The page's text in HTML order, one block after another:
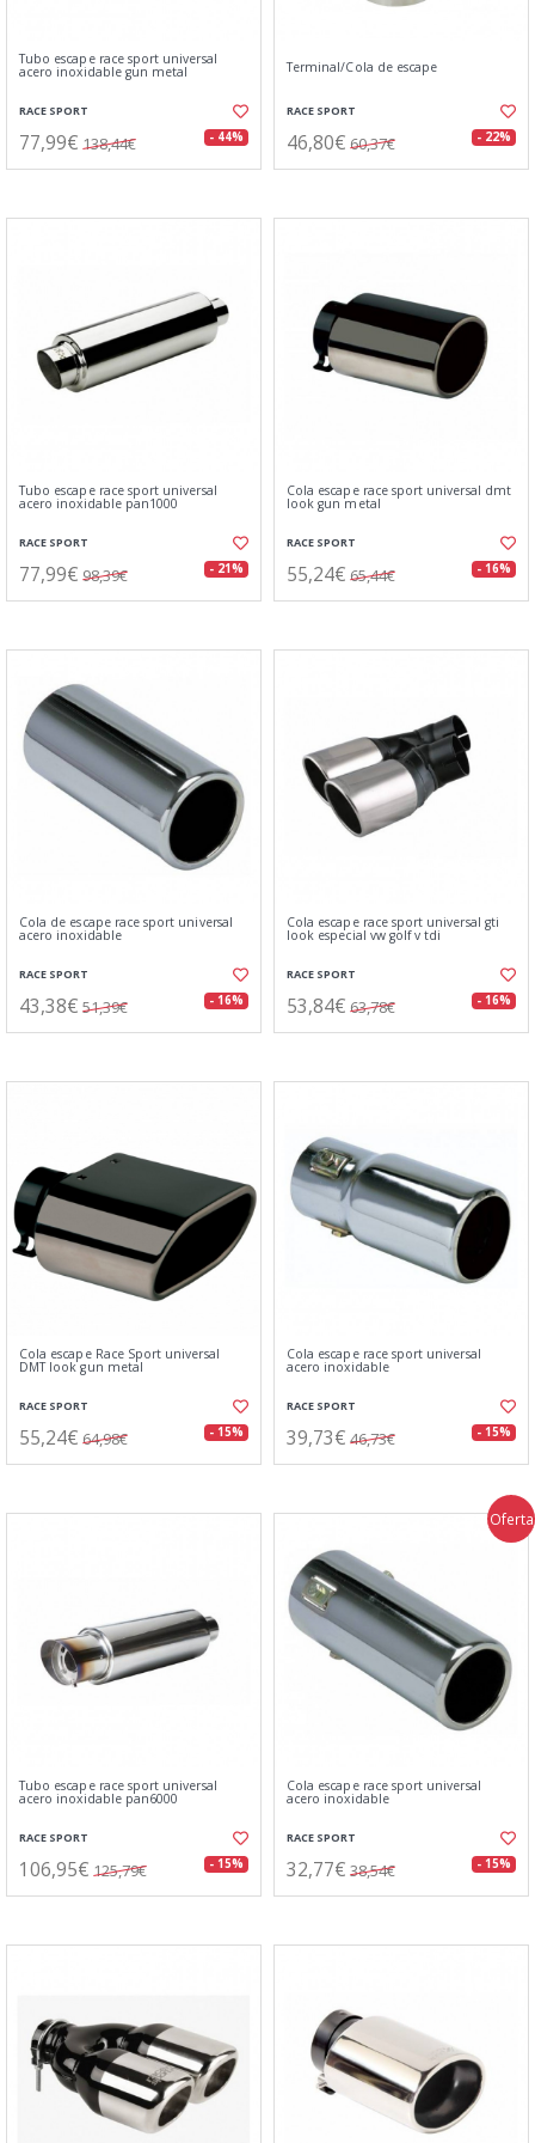
Tubo escape race sport universal
acero inoxidable gun metal
RACE SPORT
77,99€ 138,44€ - 44%
Terminal/Cola de escape
RACE SPORT
46,80€ 60,37€ - 22%
Tubo escape race sport universal
acero inoxidable pan1000
RACE SPORT
77,99€ 98,39€ - 21%
Cola escape race sport universal dmt
look gun metal
RACE SPORT
55,24€ 65,44€ - 16%
Cola de escape race sport universal
acero inoxidable
RACE SPORT
43,38€ 51,39€ - 16%
Cola escape race sport universal gti
look especial vw golf v tdi
RACE SPORT
53,84€ 63,78€ - 16%
Cola escape Race Sport universal
DMT look gun metal
RACE SPORT
55,24€ 64,98€ - 15%
Cola escape race sport universal
acero inoxidable
RACE SPORT
39,73€ 46,73€ - 15%
Tubo escape race sport universal
acero inoxidable pan6000
RACE SPORT
106,95€ 125,79€ - 15%
Oferta
Cola escape race sport universal
acero inoxidable
RACE SPORT
32,77€ 38,54€ - 15%